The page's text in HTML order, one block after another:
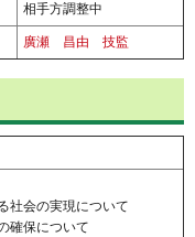
相手方調整中
廣瀬 昌由 技監
社会の実現について
確保について